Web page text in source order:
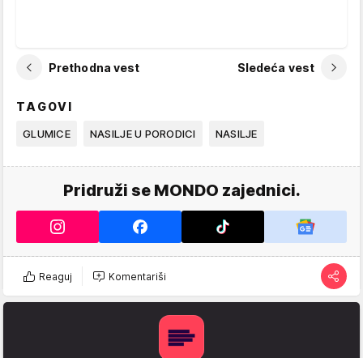
Prethodna vest Sledeća vest
TAGOVI
GLUMICE NASILJE U PORODICI NASILJE
Pridruži se MONDO zajednici.
Reaguj Komentariši